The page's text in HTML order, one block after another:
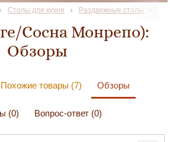
Столы для кухни Раздвижные столы
Сосна Монрепо):
Обзоры
Похожие товары (7) Обзоры
(0) Вопрос-ответ (0)